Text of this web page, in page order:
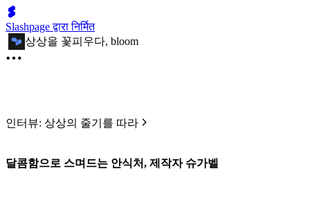
Slashpage द्वारा निर्मित
상상을 꽃피우다, bloom
인터뷰: 상상의 줄기를 따라
달콤함으로 스며드는 안식처, 제작자 슈가벨